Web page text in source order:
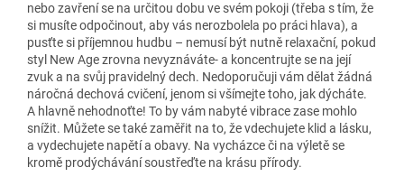
nebo zavření se na určitou dobu ve svém pokoji (třeba s tím, že
si musíte odpočinout, aby vás nerozbolela po práci hlava), a
pusťte si příjemnou hudbu – nemusí být nutně relaxační, pokud
styl New Age zrovna nevyznáváte- a koncentrujte se na její
zvuk a na svůj pravidelný dech. Nedoporučuji vám dělat žádná
náročná dechová cvičení, jenom si všímejte toho, jak dýcháte.
A hlavně nehodnoťte! To by vám nabyté vibrace zase mohlo
snížit. Můžete se také zaměřit na to, že vdechujete klid a lásku,
a vydechujete napětí a obavy. Na vycházce či na výletě se
kromě prodýchávání soustřeďte na krásu přírody.